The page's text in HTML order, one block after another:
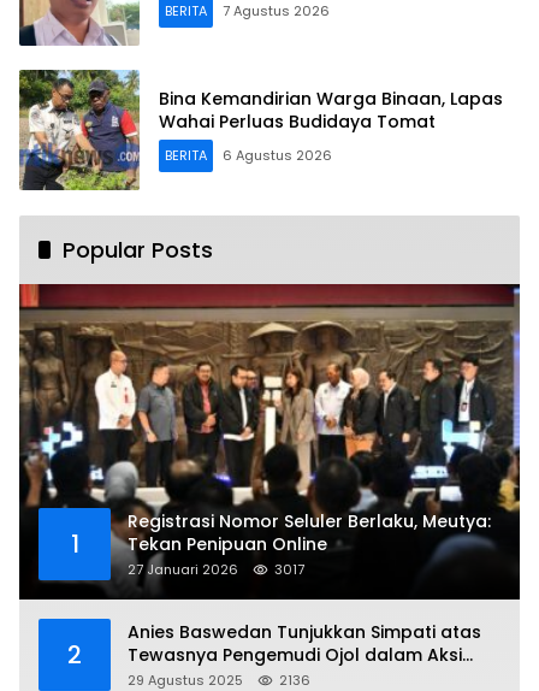
BERITA 7 Agustus 2026
Bina Kemandirian Warga Binaan, Lapas
Wahai Perluas Budidaya Tomat
BERITA 6 Agustus 2026
Popular Posts
1
Registrasi Nomor Seluler Berlaku, Meutya:
Tekan Penipuan Online
27 Januari 2026 3017
2
Anies Baswedan Tunjukkan Simpati atas
Tewasnya Pengemudi Ojol dalam Aksi
Demo
29 Agustus 2025 2136